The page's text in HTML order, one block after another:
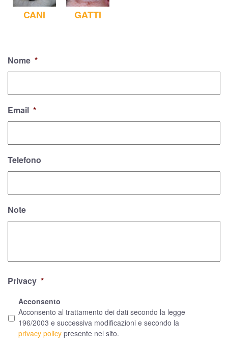
CANI GATTI
Nome *
Email *
Telefono
Note
Privacy *
Acconsento
Acconsento al trattamento dei dati secondo la legge
196/2003 e successiva modificazioni e secondo la
privacy policy presente nel sito.